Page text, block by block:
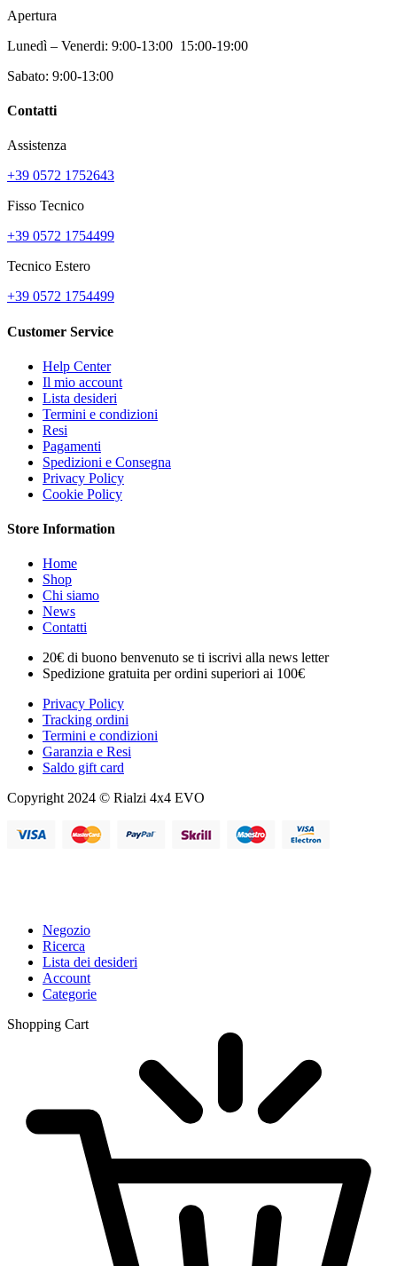
Apertura
Lunedì – Venerdi: 9:00-13:00 15:00-19:00
Sabato: 9:00-13:00
Contatti
Assistenza
+39 0572 1752643
Fisso Tecnico
+39 0572 1754499
Tecnico Estero
+39 0572 1754499
Customer Service
Help Center
Il mio account
Lista desideri
Termini e condizioni
Resi
Pagamenti
Spedizioni e Consegna
Privacy Policy
Cookie Policy
Store Information
Home
Shop
Chi siamo
News
Contatti
20€ di buono benvenuto se ti iscrivi alla news letter
Spedizione gratuita per ordini superiori ai 100€
Privacy Policy
Tracking ordini
Termini e condizioni
Garanzia e Resi
Saldo gift card
Copyright 2024 © Rialzi 4x4 EVO
Negozio
Ricerca
Lista dei desideri
Account
Categorie
Shopping Cart